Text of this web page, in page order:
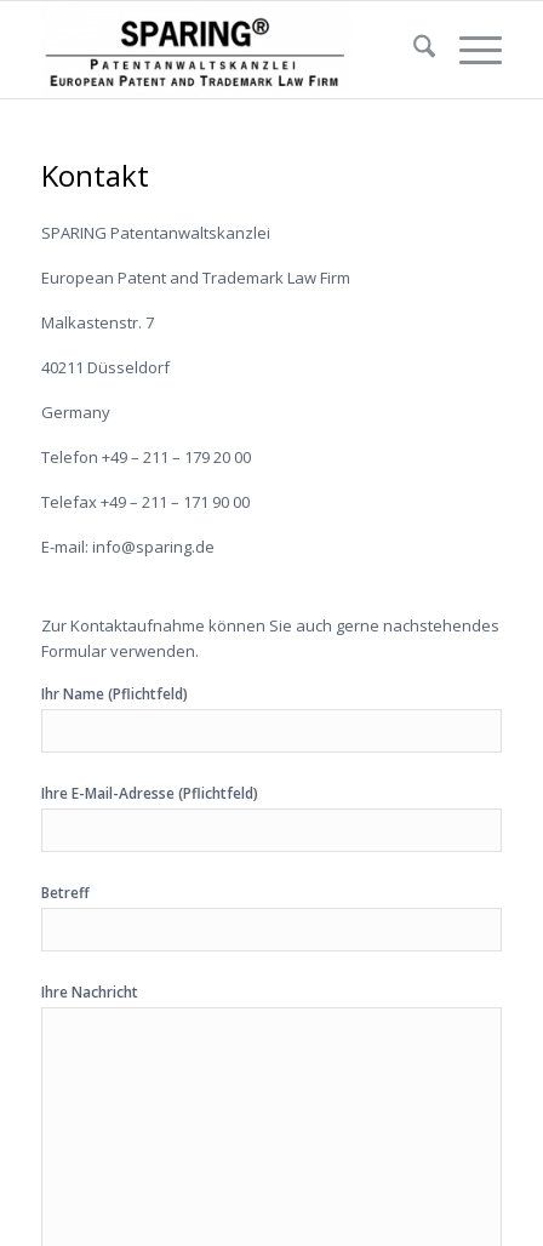
Kontakt
SPARING Patentanwaltskanzlei
European Patent and Trademark Law Firm
Malkastenstr. 7
40211 Düsseldorf
Germany
Telefon +49 – 211 – 179 20 00
Telefax +49 – 211 – 171 90 00
E-mail: info@sparing.de
Zur Kontaktaufnahme können Sie auch gerne nachstehendes
Formular verwenden.
Ihr Name (Pflichtfeld)
Ihre E-Mail-Adresse (Pflichtfeld)
Betreff
Ihre Nachricht